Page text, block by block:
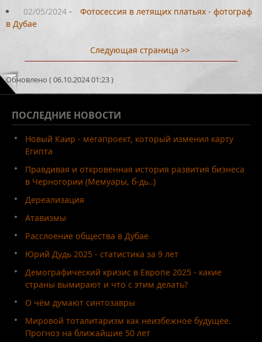
02/05/2024 -
Фотосессия в летящих платьях - фотограф
в Дубае
Следующая страница >>
Обновлено ( 06.10.2024 01:23 )
ПОСЛЕДНИЕ НОВОСТИ
Новый Каир - мегапроект, который изменил карту
Египта
Правдивая и откровенная история развития бизнеса
в Черногории (Мемуары, б-дь..)
Дереализация
Атавизмы
Расслоение общества в Дубае
Юрий Дудь 2025 - статистика за 9 лет
Демографический кризис в Европе 2025 - какие
страны вымирают и что с этим делать?
О чём думают синтозавры
Мировой тоталитаризм как неизбежное будущее.
Прогноз на ближайшие 50 лет